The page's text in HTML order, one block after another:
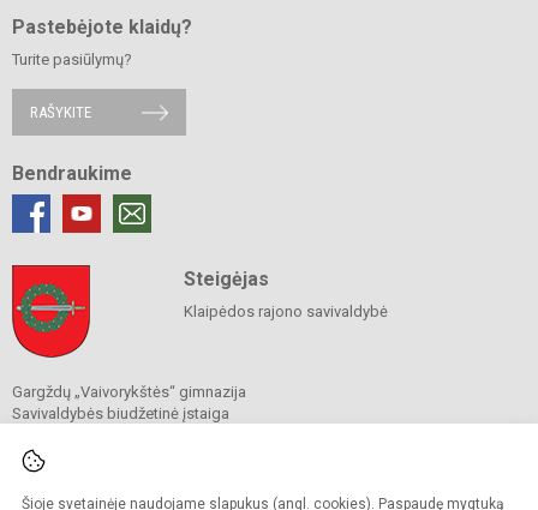
Šioje svetainėje naudojame slapukus (angl. cookies). Paspaudę mygtuką
Pastebėjote klaidų?
Turite pasiūlymų?
RAŠYKITE
Bendraukime
Steigėjas
Klaipėdos rajono savivaldybė
Gargždų „Vaivorykštės“ gimnazija
Savivaldybės biudžetinė įstaiga
Tel.(+370 46) 453 964
El. p.
Duomenys kaupiami ir saugomi